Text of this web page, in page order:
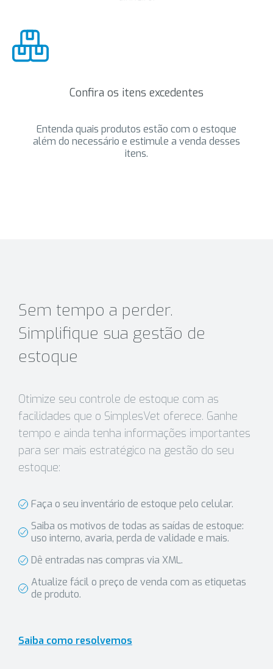
Confira os itens excedentes
Entenda quais produtos estão com o estoque
além do necessário e estimule a venda desses
itens.
Sem tempo a perder.
Simplifique sua gestão de
estoque
Otimize seu controle de estoque com as
facilidades que o SimplesVet oferece. Ganhe
tempo e ainda tenha informações importantes
para ser mais estratégico na gestão do seu
estoque:
Faça o seu inventário de estoque pelo celular.
Saiba os motivos de todas as saídas de estoque:
uso interno, avaria, perda de validade e mais.
Dê entradas nas compras via XML.
Atualize fácil o preço de venda com as etiquetas
de produto.
Saiba como resolvemos